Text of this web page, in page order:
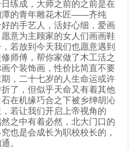
成，大师之前的之前是在
潭的青年雕花木匠——齐纯
的手艺人，活好心细，爱画
意为主顾家的女人们画画鞋
若放到今天我们也愿意遇到
师傅，帮你家做了木工活之
个装饰画，性价比简直不要
，二十七岁的人生命运或许
了，但似乎天命又有着其他
在机缘巧合之下被乡绅胡沁
若让我们开启上帝视角的
之中有着必然，北大门口的
也是会成长为职校校长的，
。